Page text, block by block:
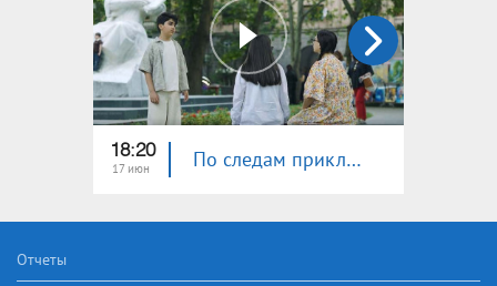
18:20
17 июн По следам приключений 6. Часть 15
Отчеты